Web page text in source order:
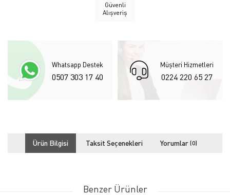
Güvenli
Alışveriş
Whatsapp Destek
0507 303 17 40
Müşteri Hizmetleri
0224 220 65 27
Ürün Bilgisi Taksit Seçenekleri Yorumlar (0)
Benzer Ürünler